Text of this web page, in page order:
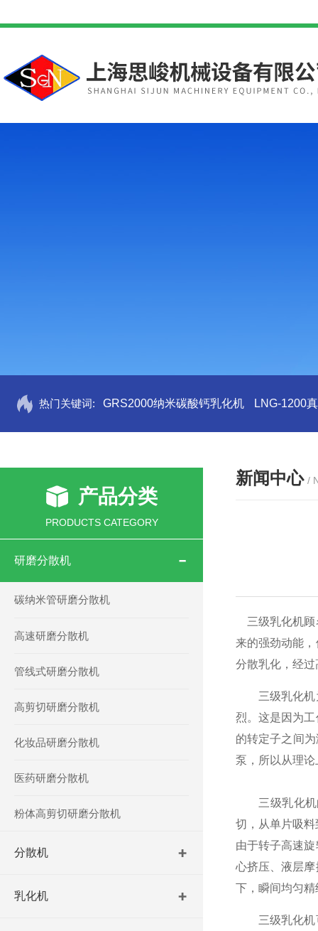
热门关键词: GRS2000纳米碳酸钙乳化机 LNG-1200
产品分类
PRODUCTS CATEGORY
研磨分散机
碳纳米管研磨分散机
高速研磨分散机
管线式研磨分散机
高剪切研磨分散机
化妆品研磨分散机
医药研磨分散机
粉体高剪切研磨分散机
分散机
乳化机
新闻中心 /
三级乳化机
来的强劲动能
分散乳化，经
三级乳化机为
烈。这是因为
的转定子之间
泵，所以从理
三级乳化机的
切，从单片吸
由于转子高速
心挤压、液层
下，瞬间均匀
三级乳化机可